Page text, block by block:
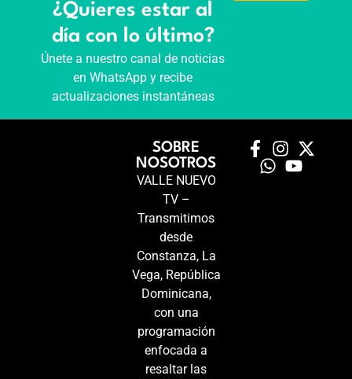
¿Quieres estar al
día con lo último?
Únete a nuestro canal de noticias
en WhatsApp y recibe
actualizaciones instantáneas
SOBRE
NOSOTROS
VALLE NUEVO
TV –
Transmitimos
desde
Constanza, La
Vega, República
Dominicana,
con una
programación
enfocada a
resaltar las